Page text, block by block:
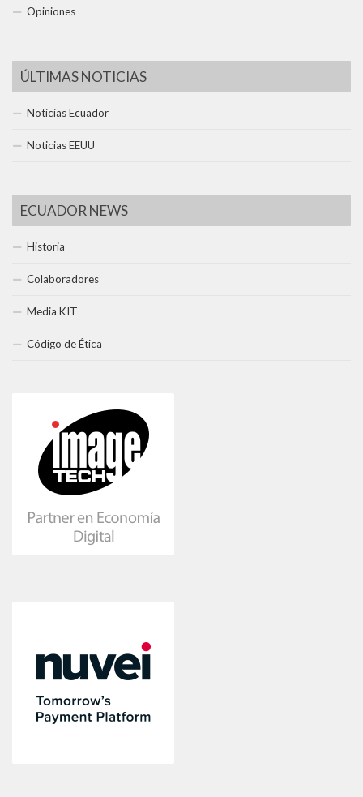
Opiniones
ÚLTIMAS NOTICIAS
Noticias Ecuador
Noticias EEUU
ECUADOR NEWS
Historia
Colaboradores
Media KIT
Código de Ética